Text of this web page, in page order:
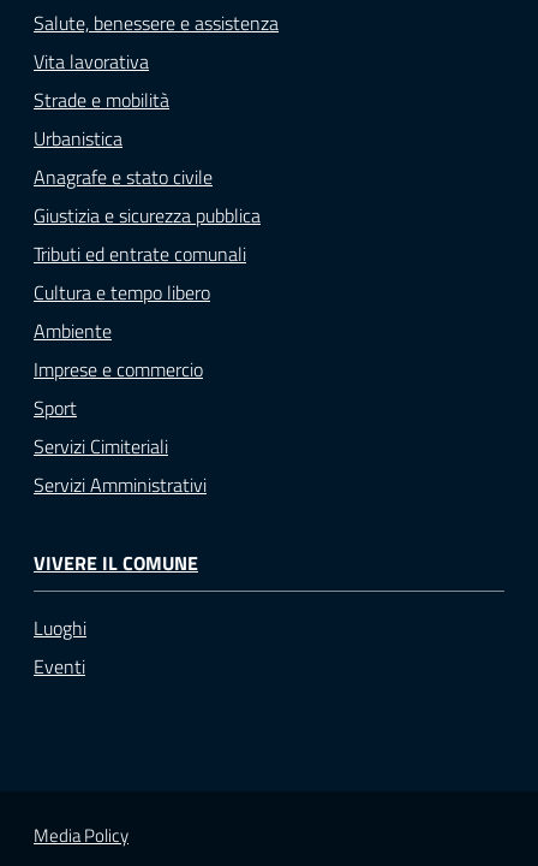
P
R
Tutti
argomenti...
Seguici
su
Salute, benessere e assistenza
Vita lavorativa
Strade e mobilità
Urbanistica
Anagrafe e stato civile
Giustizia e sicurezza pubblica
Tributi ed entrate comunali
Cultura e tempo libero
Ambiente
Imprese e commercio
Sport
Servizi Cimiteriali
Servizi Amministrativi
VIVERE IL COMUNE
Luoghi
Eventi
Media Policy